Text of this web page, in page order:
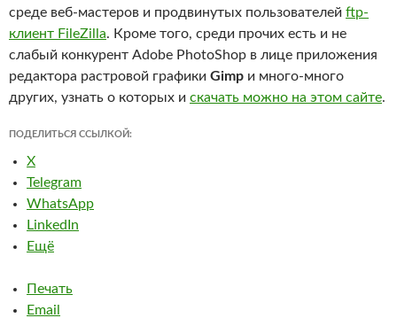
среде веб-мастеров и продвинутых пользователей ftp-
клиент FileZilla. Кроме того, среди прочих есть и не
слабый конкурент Adobe PhotoShop в лице приложения
редактора растровой графики Gimp и много-много
других, узнать о которых и скачать можно на этом сайте.
ПОДЕЛИТЬСЯ ССЫЛКОЙ:
X
Telegram
WhatsApp
LinkedIn
Ещё
Печать
Email